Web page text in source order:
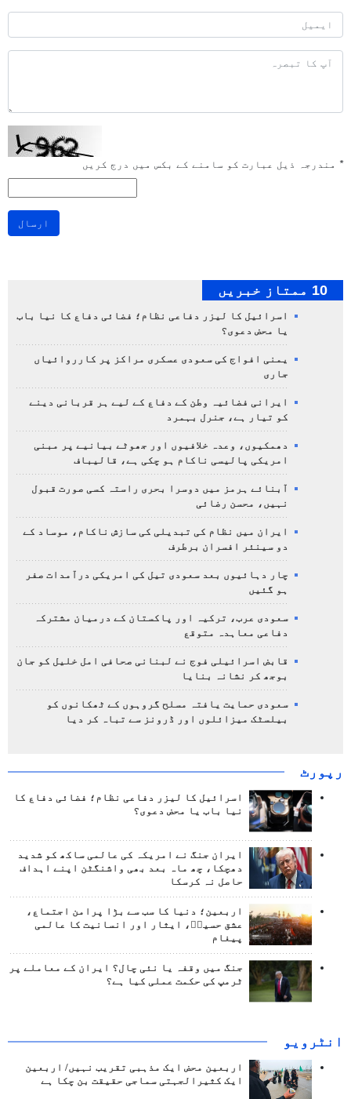
* مندرجہ ذیل عبارت کو سامنے کے بکس میں درج کریں
ارسال
10 ممتاز خبریں
اسرائیل کا لیزر دفاعی نظام؛ فضائی دفاع کا نیا باب
یا محض دعوی؟
یمنی افواج کی سعودی عسکری مراکز پر کارروائیاں
جاری
ایرانی فضائیہ وطن کے دفاع کے لیے ہر قربانی دینے
کو تیار ہے، جنرل بہمرد
دھمکیوں، وعدہ خلافیوں اور جھوٹے بیانیے پر مبنی
امریکی پالیسی ناکام ہو چکی ہے، قالیباف
آبنائے ہرمز میں دوسرا بحری راستہ کسی صورت قبول
نہیں، محسن رضائی
ایران میں نظام کی تبدیلی کی سازش ناکام، موساد کے
دو سینئر افسران برطرف
چار دہائیوں بعد سعودی تیل کی امریکی درآمدات صفر
ہو گئیں
سعودی عرب، ترکیہ اور پاکستان کے درمیان مشترکہ
دفاعی معاہدہ متوقع
قابض اسرائیلی فوج نے لبنانی صحافی امل خلیل کو جان
بوجھ کر نشانہ بنایا
سعودی حمایت یافتہ مسلح گروہوں کے ٹھکانوں کو
بیلسٹک میزائلوں اور ڈرونز سے تباہ کر دیا
رپورٹ
اسرائیل کا لیزر دفاعی نظام؛ فضائی دفاع کا
نیا باب یا محض دعوی؟
ایران جنگ نے امریکہ کی عالمی ساکھ کو شدید
دھچکا، چھ ماہ بعد بھی واشنگٹن اپنے اہداف
حاصل نہ کرسکا
اربعین؛ دنیا کا سب سے بڑا پرامن اجتماع،
عشق حسینؑ، ایثار اور انسانیت کا عالمی
پیغام
جنگ میں وقفہ یا نئی چال؟ ایران کے معاملے پر
ٹرمپ کی حکمت عملی کیا ہے؟
انٹرويو
اربعین محض ایک مذہبی تقریب نہیں/ اربعین
ایک کثیرالجہتی سماجی حقیقت بن چکا ہے